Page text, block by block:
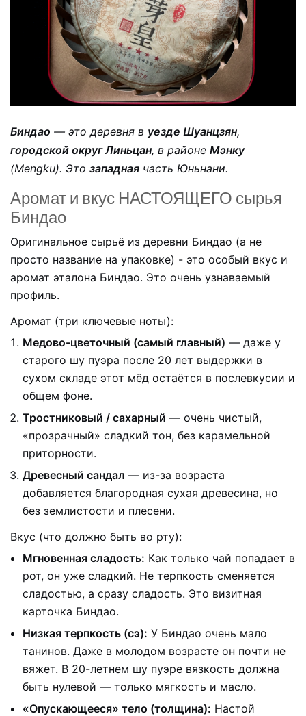
Биндао — это деревня в уезде Шуанцзян,
городской округ Линьцан, в районе Мэнку
(Mengku). Это западная часть Юньнани.
Аромат и вкус НАСТОЯЩЕГО сырья
Биндао
Оригинальное сырьё из деревни Биндао (а не
просто название на упаковке) - это особый вкус и
аромат эталона Биндао. Это очень узнаваемый
профиль.
Аромат (три ключевые ноты):
Медово-цветочный (самый главный) — даже у
старого шу пуэра после 20 лет выдержки в
сухом складе этот мёд остаётся в послевкусии и
общем фоне.
Тростниковый / сахарный — очень чистый,
«прозрачный» сладкий тон, без карамельной
приторности.
Древесный сандал — из-за возраста
добавляется благородная сухая древесина, но
без землистости и плесени.
Вкус (что должно быть во рту):
Мгновенная сладость: Как только чай попадает в
рот, он уже сладкий. Не терпкость сменяется
сладостью, а сразу сладость. Это визитная
карточка Биндао.
Низкая терпкость (сэ): У Биндао очень мало
танинов. Даже в молодом возрасте он почти не
вяжет. В 20-летнем шу пуэре вязкость должна
быть нулевой — только мягкость и масло.
«Опускающееся» тело (толщина): Настой